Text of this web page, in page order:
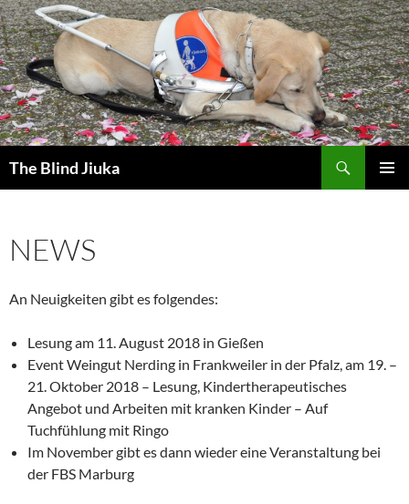
Zum
Inhalt
springen
The Blind Jiuka
NEWS
An Neuigkeiten gibt es folgendes:
Lesung am 11. August 2018 in Gießen
Event Weingut Nerding in Frankweiler in der Pfalz, am 19. –
21. Oktober 2018 – Lesung, Kindertherapeutisches
Angebot und Arbeiten mit kranken Kinder – Auf
Tuchfühlung mit Ringo
Im November gibt es dann wieder eine Veranstaltung bei
der FBS Marburg